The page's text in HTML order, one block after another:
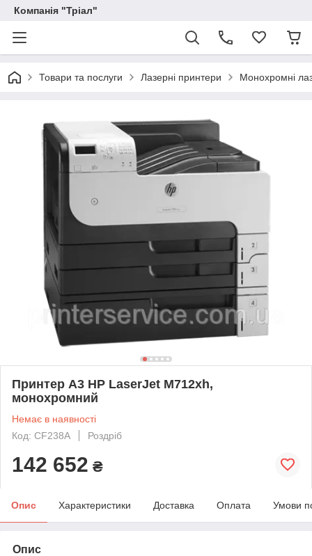
Компанія "Тріал"
Товари та послуги Лазерні принтери Монохромні
Принтер А3 HP LaserJet M712xh,
монохромний
Немає в наявності
Код: CF238A
Роздріб
142 652 ₴
Опис Характеристики Доставка Оплата Умови
Опис